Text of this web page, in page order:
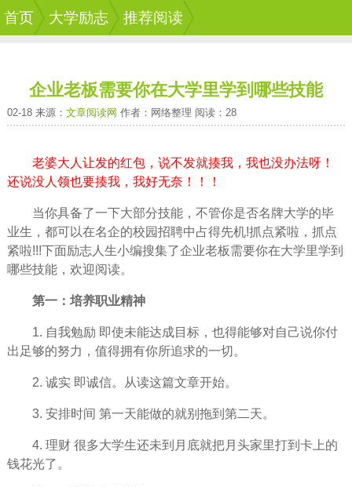
首页 大学励志 推荐阅读
企业老板需要你在大学里学到哪些技能
02-18 来源： 文章阅读网 作者：网络整理 阅读：28
老婆大人让发的红包，说不发就揍我，我也没办法呀！
还说没人领也要揍我，我好无奈！！！
当你具备了一下大部分技能，不管你是否名牌大学的毕
业生，都可以在名企的校园招聘中占得先机!抓点紧啦，抓点
紧啦!!!下面励志人生小编搜集了企业老板需要你在大学里学到
哪些技能，欢迎阅读。
第一：培养职业精神
1. 自我勉励 即使未能达成目标，也得能够对自己说你付
出足够的努力 ，值得拥有你所追求的一切。
2. 诚实 即诚信。从读这篇文章开始。
3. 安排时间 第一天能做的就别拖到第二天。
4. 理财 很多大学生还未到月底就把月头家里打到卡上的
钱花光了。